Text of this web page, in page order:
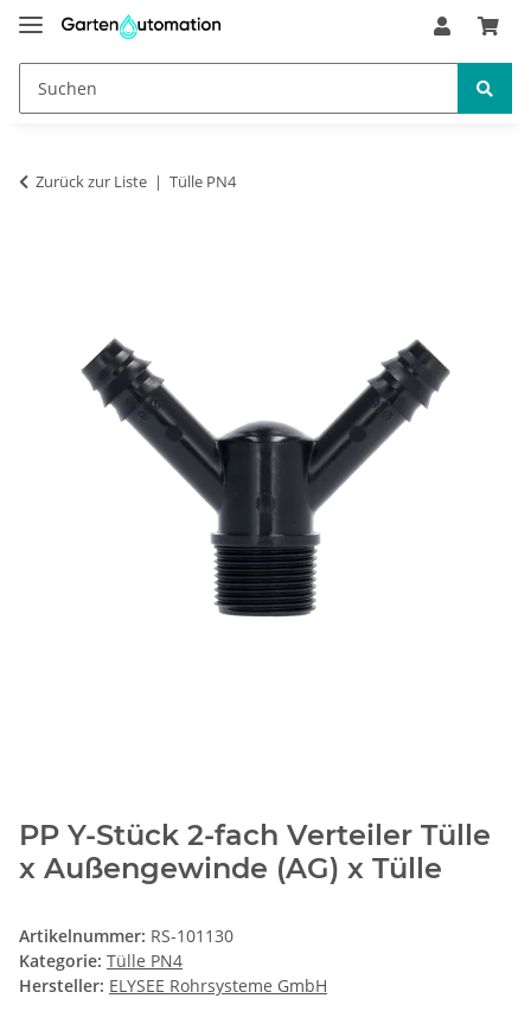
Zurück zur Liste Tülle PN4
PP Y-Stück 2-fach Verteiler Tülle
x Außengewinde (AG) x Tülle
Artikelnummer: RS-101130
Kategorie: Tülle PN4
Hersteller: ELYSEE Rohrsysteme GmbH